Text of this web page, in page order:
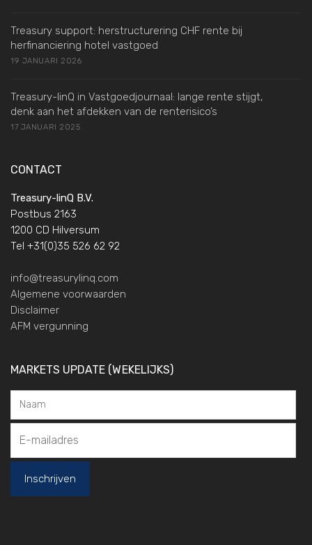
Treasury support: herstructurering CHF rente bij
herfinanciering hotel vastgoed
19 JANUARI 2026
Treasury-linQ in Vastgoedjournaal: lange rente stijgt,
denk aan het afdekken van de renterisico’s
17 JANUARI 2025
CONTACT
Treasury-linQ B.V.
Postbus 2163
1200 CD Hilversum
Tel +31(0)35 526 62 92
info@treasurylinq.com
Algemene voorwaarden
Disclaimer
AFM vergunning
MARKETS UPDATE (WEKELIJKS)